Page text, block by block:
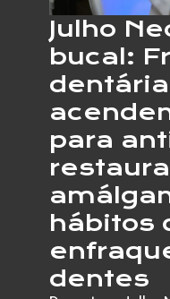
Julho
bucal:
para
hábitos
dentes